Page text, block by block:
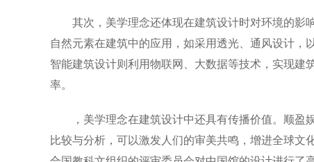
其次，美学理念还体现在建筑设计时对环境的影
自然元素在建筑中的应用，如采用透光、通风设计
智能建筑设计则利用物联网、大数据等技术，实现
率。
，美学理念在建筑设计中还具有传播价值。顺
比较与分析，可以激发人们的审美共鸣，增进全球